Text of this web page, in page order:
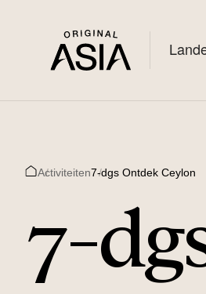
Activiteiten7-dgs Ontdek Ceylon
7-